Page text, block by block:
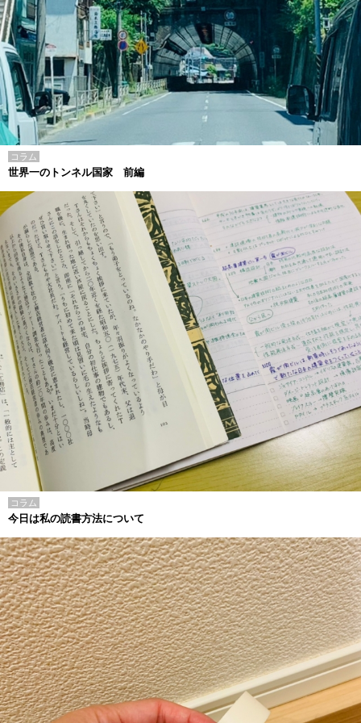
コラム
世界一のトンネル国家 前編
コラム
今日は私の読書方法について